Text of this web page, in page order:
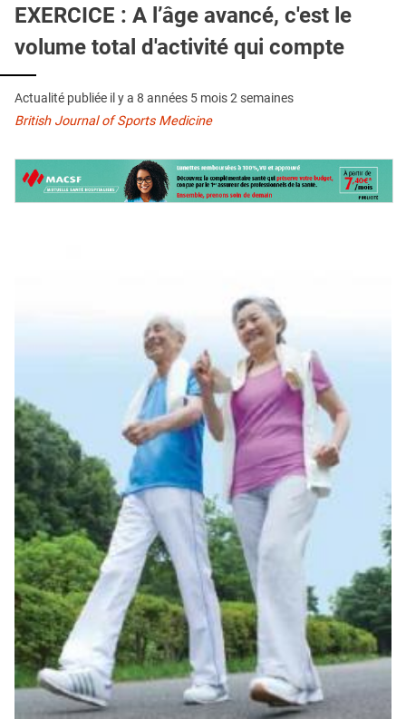
QUI SOMMES-NOUS ?
PUBLICITÉ
CONDITIONS GÉNÉRALES
CONTACT
EXERCICE : A l’âge avancé, c'est le
volume total d'activité qui compte
Actualité publiée il y a 8 années 5 mois 2 semaines
British Journal of Sports Medicine